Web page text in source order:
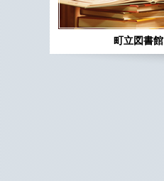
町立図書館